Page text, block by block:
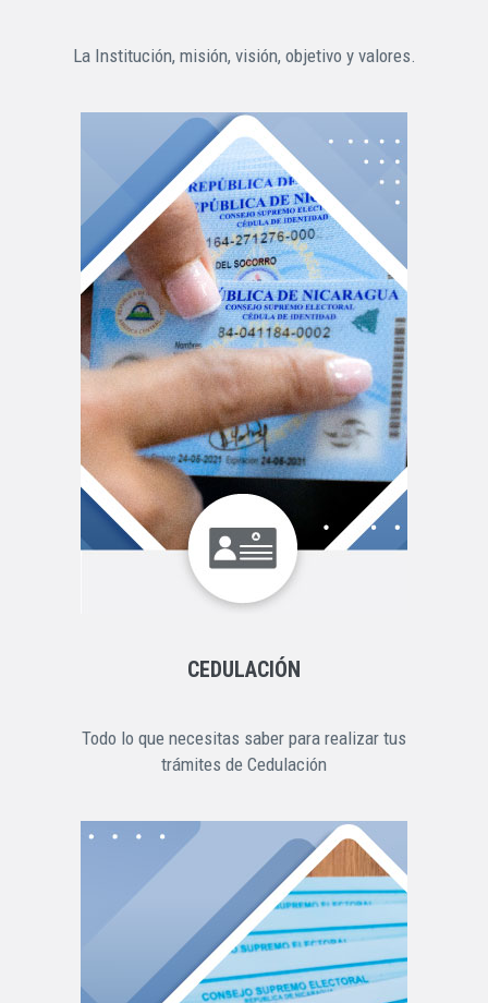
La Institución, misión, visión, objetivo y valores.
CEDULACIÓN
Todo lo que necesitas saber para realizar tus
trámites de Cedulación